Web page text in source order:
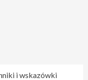
i wskazówki